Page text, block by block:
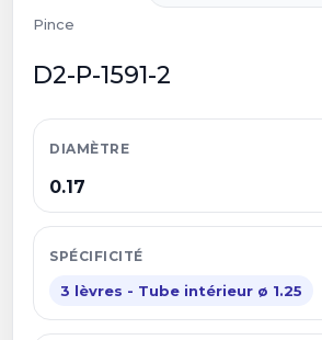
Pince
D2-P-1591-2
DIAMÈTRE
0.17
SPÉCIFICITÉ
3 lèvres - Tube intérieur ø 1.25